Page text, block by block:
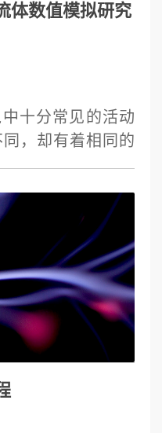
体数值模拟研究
十分常见的活动
，却有着相同的
体状态。它们都
而形成的一万度
。日珥相对稳定
的大尺度螺旋磁通
直磁场主导的磁
力线快速下落。
模拟，构建了日
，深入理解了等
冷凝的形成机制
了日珥中冷物质
落下，最终达到